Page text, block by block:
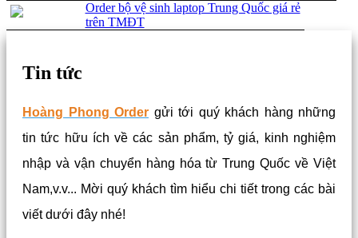
Order bộ vệ sinh laptop Trung Quốc giá rẻ
trên TMĐT
Tin tức
Hoàng Phong Order gửi tới quý khách hàng những
tin tức hữu ích về các sản phẩm, tỷ giá, kinh nghiệm
nhập và vận chuyển hàng hóa từ Trung Quốc về Việt
Nam,v.v... Mời quý khách tìm hiểu chi tiết trong các bài
viết dưới đây nhé!